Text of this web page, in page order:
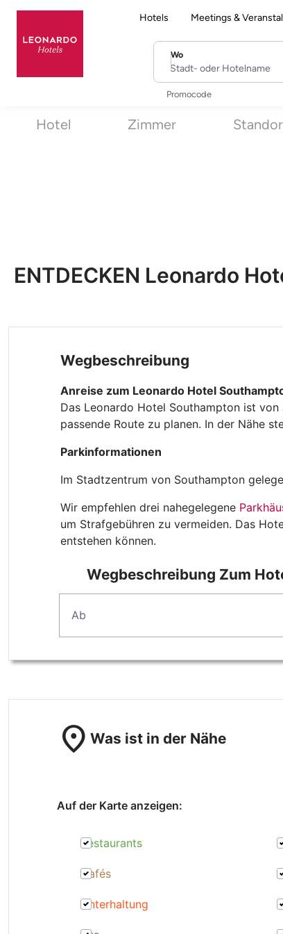
Hotels Meetings &
Wo
Stadt- oder Hotelname
Promocode
Hotel Zimmer
ENTDECKEN Leonardo
Wegbeschreibung
Anreise zum Leonardo Hotel
Das Leonardo Hotel Southampton ist
passende Route zu planen. In der Nähe
Parkinformationen
Im Stadtzentrum von Southampton
Wir empfehlen drei nahegelegene
um Strafgebühren zu vermeiden. Das
entstehen können.
Wegbeschreibung Zum
location_on Was ist in der Nähe
Auf der Karte anzeigen:
Restaurants
Cafés
Unterhaltung